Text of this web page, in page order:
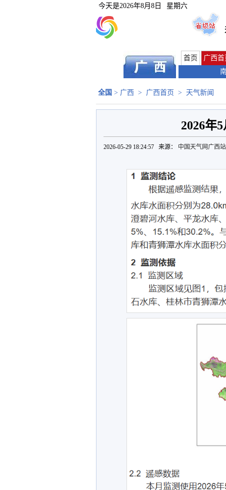
今天是2026年8月8日 星期六
首页 广西首
全国 > 广西 > 广西首页 > 天气新闻
2026年
2026-05-29 18:24:57 来源： 中国天气网广西站